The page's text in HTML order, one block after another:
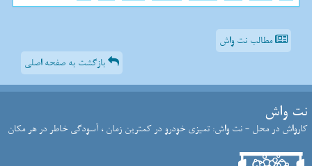
مطالب نت واش
بازگشت به صفحه اصلی
نت واش
کارواش در محل - نت واش: تمیزی خودرو در کمترین زمان ، آسودگی خاطر در هر مکان